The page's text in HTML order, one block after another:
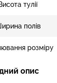
тулії
полів
розміру
опис